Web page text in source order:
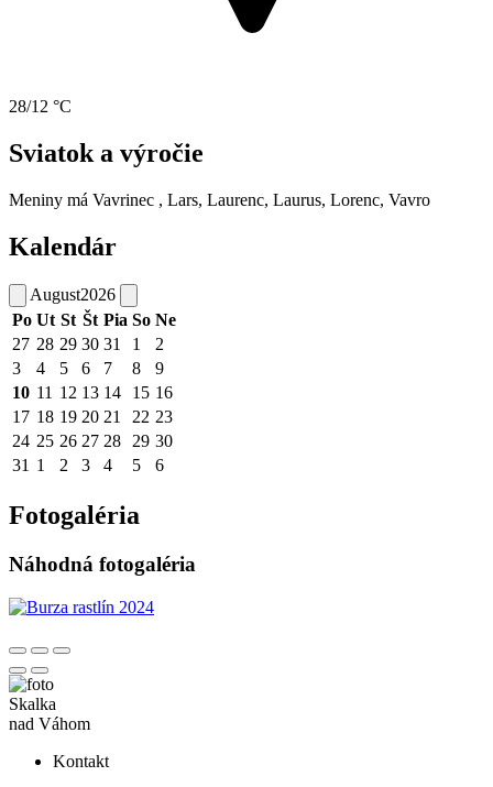
28/12 °C
Sviatok a výročie
Meniny má Vavrinec , Lars, Laurenc, Laurus, Lorenc, Vavro
Kalendár
August2026
Po Ut St Št Pia So Ne
27 28 29 30 31 1
2
3
4 5 6 7 8
9
10 11 12 13 14 15 16
17 18 19 20 21 22 23
24 25 26 27 28 29 30
31 1 2 3 4 5 6
Fotogaléria
Náhodná fotogaléria
Skalka
nad Váhom
Kontakt